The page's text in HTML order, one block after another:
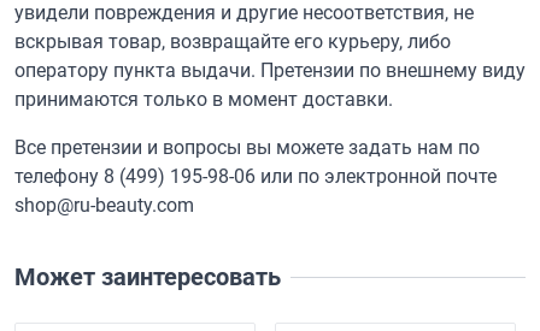
увидели повреждения и другие несоответствия, не
вскрывая товар, возвращайте его курьеру, либо
оператору пункта выдачи. Претензии по внешнему виду
принимаются только в момент доставки.
Все претензии и вопросы вы можете задать нам по
телефону 8 (499) 195-98-06 или по электронной почте
shop@ru-beauty.com
Может заинтересовать